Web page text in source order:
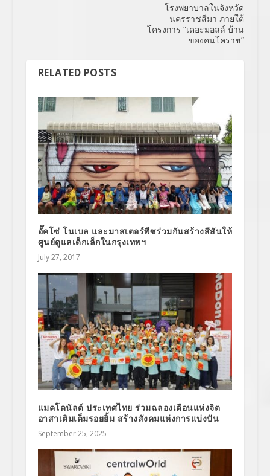
โรงพยาบาลในจังหวัด
นครราชสีมา ภายใต้
โครงการ “เดอะมอลล์ บ้าน
ของคนโคราช”
RELATED POSTS
อั๊คโซ่ โนเบล และมาสเตอร์พีซร่วมกันสร้างสีสันให้
ศูนย์ดูแลเด็กเล็กในกรุงเทพฯ
July 27, 2017
แมคโดนัลด์ ประเทศไทย ร่วมฉลองเดือนแห่งจิต
อาสาเติมเต็มรอยยิ้ม สร้างสังคมแห่งการแบ่งปัน
September 25, 2025